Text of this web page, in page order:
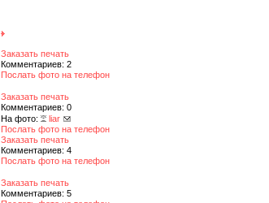
Заказать печать
Комментариев: 2
Послать фото на телефон
Заказать печать
Комментариев: 0
На фото:
liar
Послать фото на телефон
Заказать печать
Комментариев: 4
Послать фото на телефон
Заказать печать
Комментариев: 5